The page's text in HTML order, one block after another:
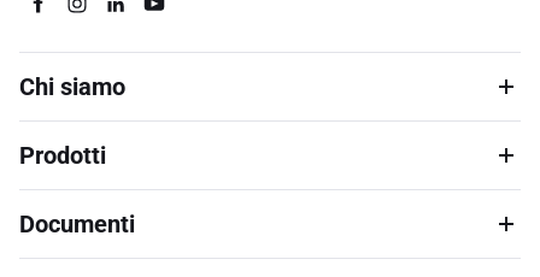
Chi siamo
Prodotti
Documenti